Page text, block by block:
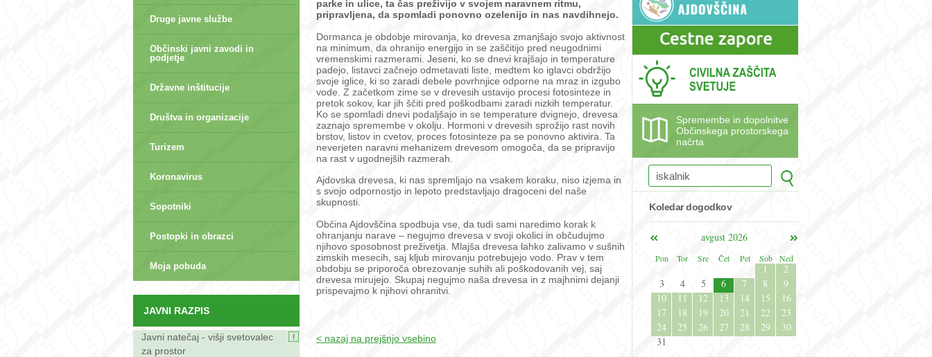
Druge javne službe
Občinski javni zavodi in
podjetje
Državne inštitucije
Društva in organizacije
Turizem
Koronavirus
Sopotniki
Postopki in obrazci
Moja pobuda
JAVNI RAZPIS
Javni natečaj - višji svetovalec
za prostor
parke in ulice, ta čas preživijo v svojem naravnem ritmu,
pripravljena, da spomladi ponovno ozelenijo in nas navdihnejo.
Dormanca je obdobje mirovanja, ko drevesa zmanjšajo svojo aktivnost
na minimum, da ohranijo energijo in se zaščitijo pred neugodnimi
vremenskimi razmerami. Jeseni, ko se dnevi krajšajo in temperature
padejo, listavci začnejo odmetavati liste, medtem ko iglavci obdržijo
svoje iglice, ki so zaradi debele povrhnjice odporne na mraz in izgubo
vode. Z začetkom zime se v drevesih ustavijo procesi fotosinteze in
pretok sokov, kar jih ščiti pred poškodbami zaradi nizkih temperatur.
Ko se spomladi dnevi podaljšajo in se temperature dvignejo, drevesa
zaznajo spremembe v okolju. Hormoni v drevesih sprožijo rast novih
brstov, listov in cvetov, proces fotosinteze pa se ponovno aktivira. Ta
neverjeten naravni mehanizem drevesom omogoča, da se pripravijo
na rast v ugodnejših razmerah.
Ajdovska drevesa, ki nas spremljajo na vsakem koraku, niso izjema in
s svojo odpornostjo in lepoto predstavljajo dragoceni del naše
skupnosti.
Občina Ajdovščina spodbuja vse, da tudi sami naredimo korak k
ohranjanju narave – negujmo drevesa v svoji okolici in občudujmo
njihovo sposobnost preživetja. Mlajša drevesa lahko zalivamo v sušnih
zimskih mesecih, saj kljub mirovanju potrebujejo vodo. Prav v tem
obdobju se priporoča obrezovanje suhih ali poškodovanih vej, saj
drevesa mirujejo. Skupaj negujmo naša drevesa in z majhnimi dejanji
prispevajmo k njihovi ohranitvi.
< nazaj na prejšnjo vsebino
Spremembe in dopolnitve
Občinskega prostorskega
načrta
Koledar dogodkov
avgust 2026
Pon
Tor Sre Čet Pet Sob Ned
1
2
3
4 5 6 7 8
9
10
11 12 13 14 15
16
17
18 19 20 21 22
23
24
25 26 27 28 29
30
31